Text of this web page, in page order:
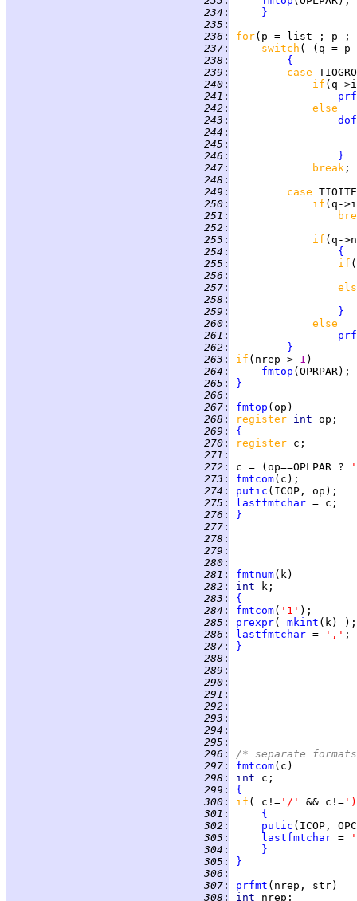
234 :
}
235 :
236 :
for
237 :
switch
238 :
{
239 : case
240 :
if
241 :
242 :
243 :
244 :
245 :
246 :
}
247 : break
248 :
249 : case
250 :
if
251 :
252 :
253 : if (q-
254 :
{
255 : if
256 :
257 :
258 :
259 :
}
260 :
else
261 :
262 :
}
263 : if (nrep > 1
264 : fmtop
265 :
}
266 :
267 : fmtop
268 : register int
269 :
{
270 : register
271 :
272 : c = (op==OPLPAR ?
273 : fmtcom
274 : putic
275 : lastfmtchar
276 :
}
277 :
278 :
279 :
280 :
281 : fmtnum
282 : int
283 :
{
284 : fmtcom( '1'
285 : prexpr( mkint
286 : lastfmtchar = ','
287 :
}
288 :
289 :
290 :
291 :
292 :
293 :
294 :
295 :
296 :
/* separate
297 : fmtcom
298 : int
299 :
{
300 : if ( c!= '/' && c!=
301 :
{
302 :
putic
303 : lastfmtchar =
304 :
}
305 :
}
306 :
307 : prfmt
308 : int